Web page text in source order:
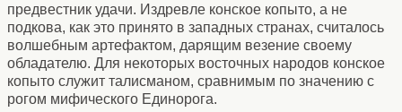
предвестник удачи. Издревле конское копыто, а не
подкова, как это принято в западных странах, считалось
волшебным артефактом, дарящим везение своему
обладателю. Для некоторых восточных народов конское
копыто служит талисманом, сравнимым по значению с
рогом мифического Единорога.